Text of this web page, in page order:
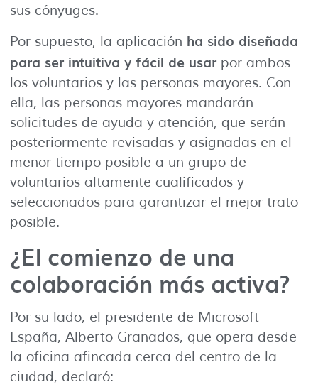
sus cónyuges.
Por supuesto, la aplicación ha sido diseñada
para ser intuitiva y fácil de usar por ambos
los voluntarios y las personas mayores. Con
ella, las personas mayores mandarán
solicitudes de ayuda y atención, que serán
posteriormente revisadas y asignadas en el
menor tiempo posible a un grupo de
voluntarios altamente cualificados y
seleccionados para garantizar el mejor trato
posible.
¿El comienzo de una
colaboración más activa?
Por su lado, el presidente de Microsoft
España, Alberto Granados, que opera desde
la oficina afincada cerca del centro de la
ciudad, declaró: